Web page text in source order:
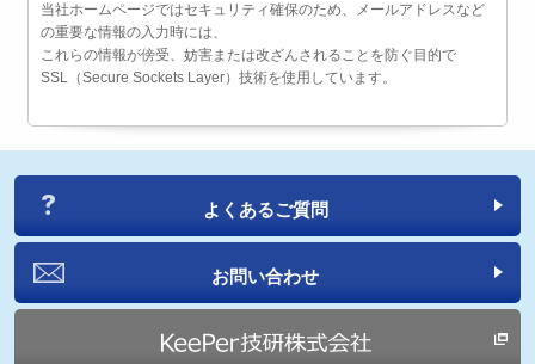
当社ホームページではセキュリティ確保のため、メールアドレスなど
の重要な情報の入力時には、
これらの情報が傍受、妨害または改ざんされることを防ぐ目的で
SSL（Secure Sockets Layer）技術を使用しています。
よくあるご質問
お問い合わせ